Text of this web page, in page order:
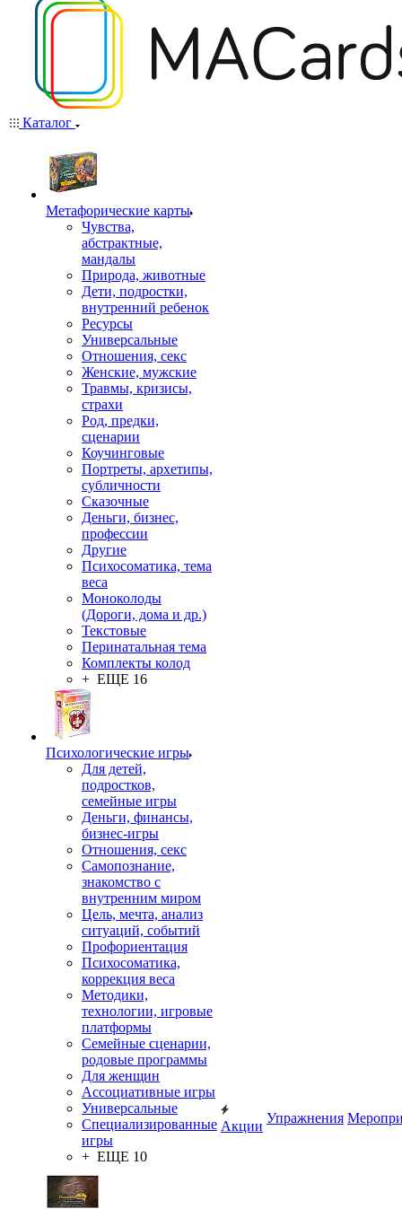
Каталог
Mетафорические карты
Чувства,
абстрактные,
мандалы
Природа, животные
Дети, подростки,
внутренний ребенок
Ресурсы
Универсальные
Отношения, секс
Женские, мужские
Травмы, кризисы,
страхи
Род, предки,
сценарии
Коучинговые
Портреты, архетипы,
субличности
Сказочные
Деньги, бизнес,
профессии
Другие
Психосоматика, тема
веса
Моноколоды
(Дороги, дома и др.)
Текстовые
Перинатальная тема
Комплекты колод
+ ЕЩЕ 16
Психологические игры
Для детей,
подростков,
семейные игры
Деньги, финансы,
бизнес-игры
Отношения, секс
Самопознание,
знакомство с
внутренним миром
Цель, мечта, анализ
ситуаций, событий
Профориентация
Психосоматика,
коррекция веса
Методики,
технологии, игровые
платформы
Семейные сценарии,
родовые программы
Для женщин
Ассоциативные игры
Универсальные
Специализированные
игры
+ ЕЩЕ 10
Акции
Упражнения